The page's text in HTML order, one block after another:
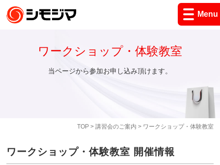
Menu
TOP> 講習会のご案内 > ワークショップ・体験教室
ワークショップ・体験教室
当ページから参加お申し込み頂けます。
ワークショップ・体験教室 開催情報